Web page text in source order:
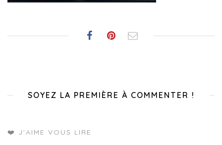
SOYEZ LA PREMIÈRE À COMMENTER !
❤️ J'AIME VOUS LIRE